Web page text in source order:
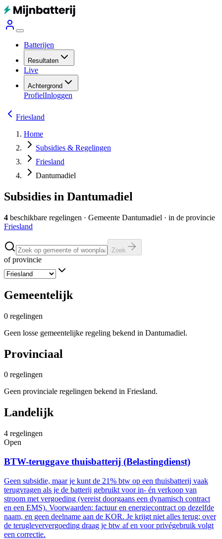
Batterijen
Resultaten
Live
Achtergrond
ProfielInloggen
Friesland
Home
Subsidies & Regelingen
Friesland
Dantumadiel
Subsidies in Dantumadiel
4 beschikbare regelingen · Gemeente Dantumadiel · in de provincie
Friesland
Zoek
of provincie
Gemeentelijk
0 regelingen
Geen losse gemeentelijke regeling bekend in Dantumadiel.
Provinciaal
0 regelingen
Geen provinciale regelingen bekend in Friesland.
Landelijk
4 regelingen
Open
BTW-teruggave thuisbatterij (Belastingdienst)
Geen subsidie, maar je kunt de 21% btw op een thuisbatterij vaak
terugvragen als je de batterij gebruikt voor in- én verkoop van
stroom met vergoeding (vereist doorgaans een dynamisch contract
en een EMS). Voorwaarden: factuur en energiecontract op dezelfde
naam, en geen deelname aan de KOR. Je krijgt niet alles terug; over
de terugleververgoeding draag je btw af en voor privégebruik volgt
een correctie.